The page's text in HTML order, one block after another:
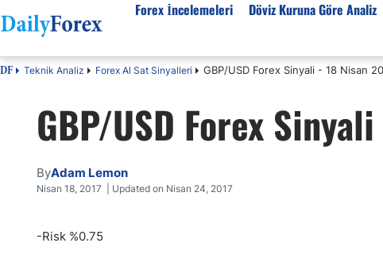
Forex İncelemeleri
Forex Firmaları
SPK Lisanslı Forex
Otomatik Forex
Forex Sinyalleri
Forex Kursları
Döviz Kuruna Göre Analiz
EUR-USD
EUR-TRY
USD-JPY
GBP-USD
USD-CAD
Forex Eğitimi
Ekonomik Sözlük
Forex Nedir
İslami Forex
Forex Düzenlemeler
DF Teknik Analiz Forex Al Sat Sinyalleri GBP/USD Forex Sinyali - 18 Nisan
GBP/USD Forex
ByAdam Lemon
Nisan 18, 2017 | Updated on Nisan 24, 2017
-Risk %0.75